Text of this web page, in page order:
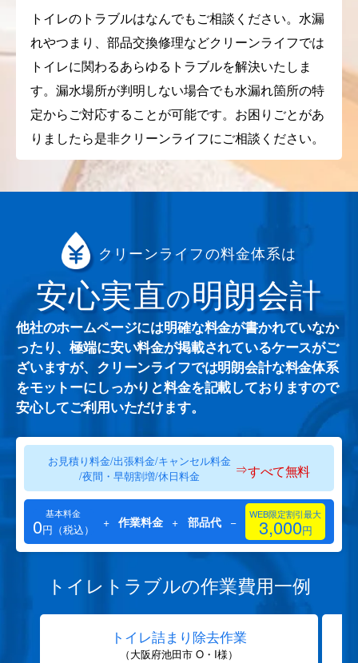
トイレのトラブルはなんでもご相談ください。水漏
れやつまり、部品交換修理などクリーンライフでは
トイレに関わるあらゆるトラブルを解決いたしま
す。漏水場所が判明しない場合でも水漏れ箇所の特
定からご対応することが可能です。お困りごとがあ
りましたら是非クリーンライフにご相談ください。
クリーンライフの料金体系は
安心実直の明朗会計
他社のホームページには明確な料金が書かれていなか
ったり、極端に安い料金が掲載されているケースがご
ざいますが、クリーンライフでは明朗会計な料金体系
をモットーにしっかりと料金を記載しておりますので
安心してご利用いただけます。
お見積り料金/出張料金/キャンセル料金
/夜間・早朝割増/休日料金
⇒すべて無料
基本料金
0円（税込） + 作業料金 + 部品代 − WEB限定割引最大
3,000円
トイレトラブルの作業費用一例
トイレ詰まり除去作業
（大阪府池田市 O・I様）